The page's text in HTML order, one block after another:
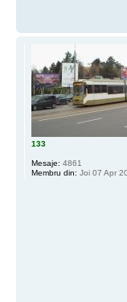
133
Mesaje: 4861
Membru din: Joi 07 Apr